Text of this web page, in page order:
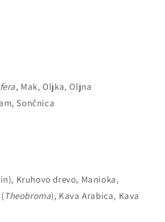
, Mak, Oljka, Oljna
Sončnica
Kruhovo drevo, Manioka,
Theobroma), Kava Arabica, Kava